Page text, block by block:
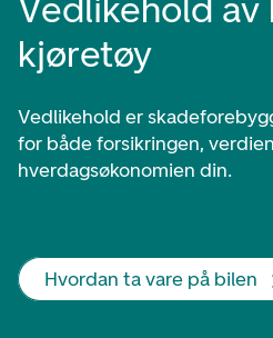
Vedlikehold av
kjøretøy
Vedlikehold er
for både forsikringen,
hverdagsøkonomien din.
Hvordan ta vare på bilen